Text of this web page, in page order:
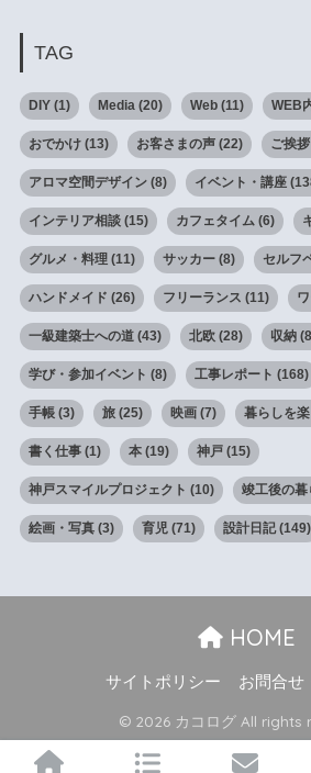
TAG
DIY(1) Media (20) Web(11) WEB
おでかけ(13) お客さまの声(22) ご挨拶
アロマ空間デザイン(8) イベント・講座
インテリア相談(15) カフェタイム (6)
グルメ・料理(11) サッカー(8) セルフ
ハンドメイド (26) フリーランス (11)
一級建築士への道(43) 北欧(28) 収納
学び・参加イベント (8) 工事レポート (168)
手帳(3) 旅(25) 映画(7) 暮らしを
書く仕事(1) 本(19) 神戸(15)
神戸スマイルプロジェクト (10) 竣工後の暮
絵画・写真(3) 育児(71) 設計日記(149)
HOME
サイトポリシー お問合せ
© 2026 カコログ All rights